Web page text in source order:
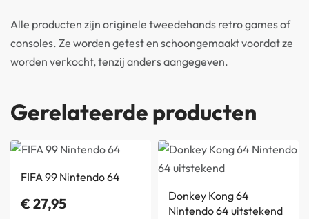
Alle producten zijn originele tweedehands retro games of
consoles. Ze worden getest en schoongemaakt voordat ze
worden verkocht, tenzij anders aangegeven.
Gerelateerde producten
FIFA 99 Nintendo 64
€27,95
Donkey Kong 64
Nintendo 64 uitstekend